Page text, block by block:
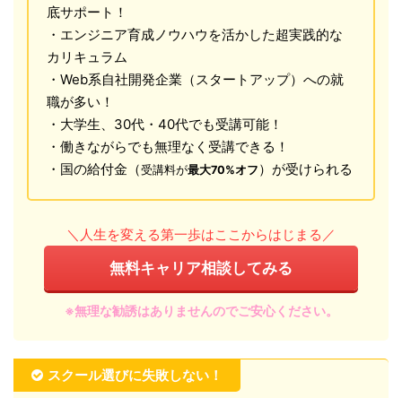
底サポート！
・エンジニア育成ノウハウを活かした超実践的な
カリキュラム
・Web系自社開発企業（スタートアップ）への就
職が多い！
・大学生、30代・40代でも受講可能！
・働きながらでも無理なく受講できる！
・国の給付金（受講料が最大70%オフ ）が受けられる
＼人生を変える第一歩はここからはじまる／
無料キャリア相談してみる
※無理な勧誘はありませんのでご安心ください。
スクール選びに失敗しない！